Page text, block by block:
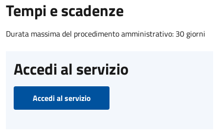
Tempi e scadenze
Durata massima del procedimento amministrativo: 30 giorni
Accedi al servizio
Accedi al servizio